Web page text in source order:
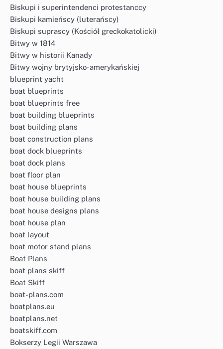
Biskupi i superintendenci protestanccy
Biskupi kamieńscy (luterańscy)
Biskupi suprascy (Kościół greckokatolicki)
Bitwy w 1814
Bitwy w historii Kanady
Bitwy wojny brytyjsko-amerykańskiej
blueprint yacht
boat blueprints
boat blueprints free
boat building blueprints
boat building plans
boat construction plans
boat dock blueprints
boat dock plans
boat floor plan
boat house blueprints
boat house building plans
boat house designs plans
boat house plan
boat layout
boat motor stand plans
Boat Plans
boat plans skiff
Boat Skiff
boat-plans.com
boatplans.eu
boatplans.net
boatskiff.com
Bokserzy Legii Warszawa